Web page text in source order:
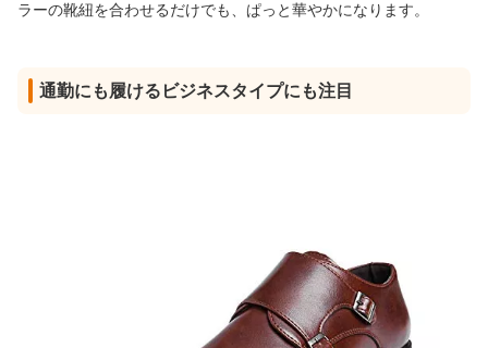
ラーの靴紐を合わせるだけでも、ぱっと華やかになります。
通勤にも履けるビジネスタイプにも注目